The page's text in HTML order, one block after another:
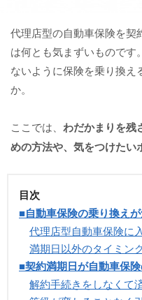
代理店型の自動車保険を契
は何とも気まずいものです
ないように保険を乗り換え
か。
ここでは、 わだかまりを残
めの方法や、気をつけたい
目次
■自動車保険の乗り換え
代理店型自動車保険に
満期日以外のタイミン
■契約満期日が自動車保
解約手続きをしなくて